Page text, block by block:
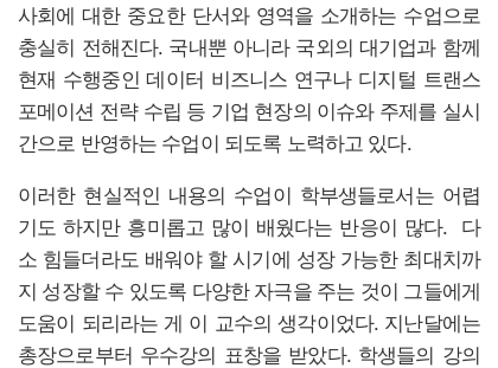
사회에 대한 중요한 단서와 영역을 소개하는 수업으로
충실히 전해진다. 국내뿐 아니라 국외의 대기업과 함께
현재 수행중인 데이터 비즈니스 연구나 디지털 트랜스
포메이션 전략 수립 등 기업 현장의 이슈와 주제를 실시
간으로 반영하는 수업이 되도록 노력하고 있다.
이러한 현실적인 내용의 수업이 학부생들로서는 어렵
기도 하지만 흥미롭고 많이 배웠다는 반응이 많다. 다
소 힘들더라도 배워야 할 시기에 성장 가능한 최대치까
지 성장할 수 있도록 다양한 자극을 주는 것이 그들에게
도움이 되리라는 게 이 교수의 생각이었다. 지난달에는
총장으로부터 우수강의 표창을 받았다. 학생들의 강의